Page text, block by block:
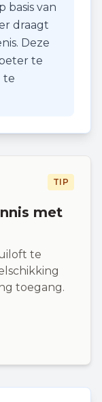
basis van
draagt
Deze
te
te
TIP
met
te
toegang.